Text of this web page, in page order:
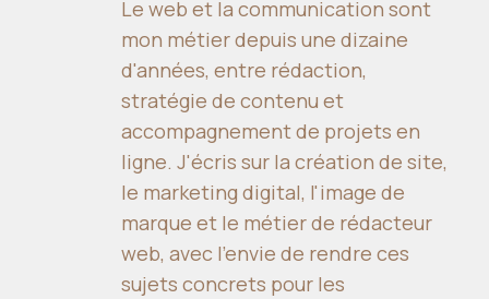
Le web et la communication sont
mon métier depuis une dizaine
d'années, entre rédaction,
stratégie de contenu et
accompagnement de projets en
ligne. J'écris sur la création de site,
le marketing digital, l'image de
marque et le métier de rédacteur
web, avec l'envie de rendre ces
sujets concrets pour les